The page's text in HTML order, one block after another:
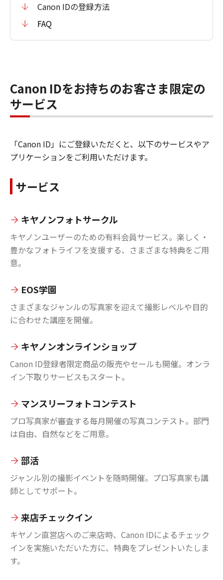
Canon IDの登録方法
FAQ
Canon IDをお持ちのお客さま限定の
サービス
「Canon ID」にご登録いただくと、以下のサービスやア
プリケーションをご利用いただけます。
サービス
キヤノンフォトサークル
キヤノンユーザーのための有料会員サービス。楽しく・
豊かなフォトライフを支援する、さまざまな特典をご用
意。
EOS学園
さまざまなジャンルの写真家を迎えて撮影レベルや目的
に合わせた講座を開催。
キヤノンオンラインショップ
Canon ID登録者限定商品の販売やセールも開催。オンラ
イン下取りサービスもスタート。
マンスリーフォトコンテスト
プロ写真家が審査する毎月開催の写真コンテスト。部門
は自由、自然などをご用意。
部活
ジャンル別の撮影イベントを随時開催。プロ写真家も講
師としてサポート。
来店チェックイン
キヤノン直営店へのご来店時、Canon IDによるチェック
インを実施いただいた方に、特典をプレゼントいたしま
す。